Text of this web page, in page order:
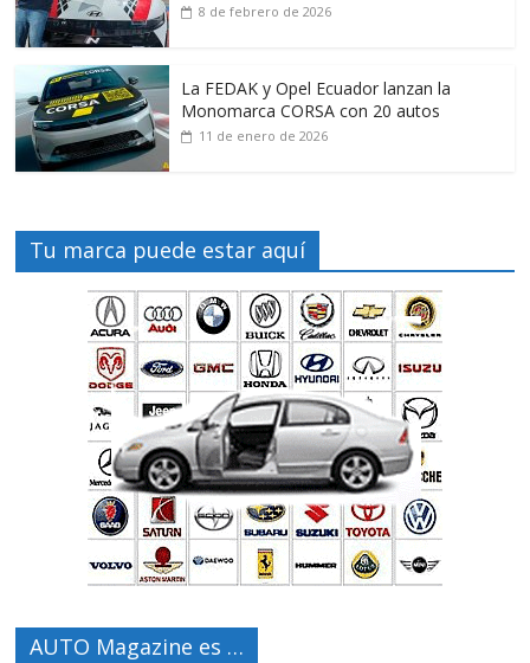
8 de febrero de 2026
La FEDAK y Opel Ecuador lanzan la
Monomarca CORSA con 20 autos
11 de enero de 2026
Tu marca puede estar aquí
AUTO Magazine es …